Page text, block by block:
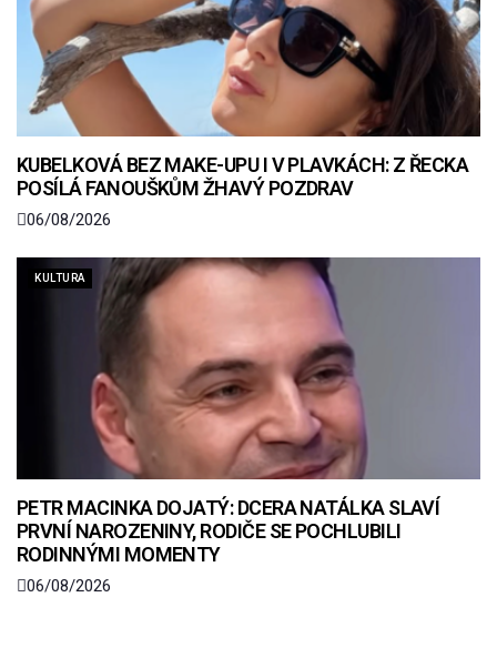
KUBELKOVÁ BEZ MAKE-UPU I V PLAVKÁCH: Z ŘECKA
POSÍLÁ FANOUŠKŮM ŽHAVÝ POZDRAV
06/08/2026
KULTURA
PETR MACINKA DOJATÝ: DCERA NATÁLKA SLAVÍ
PRVNÍ NAROZENINY, RODIČE SE POCHLUBILI
RODINNÝMI MOMENTY
06/08/2026